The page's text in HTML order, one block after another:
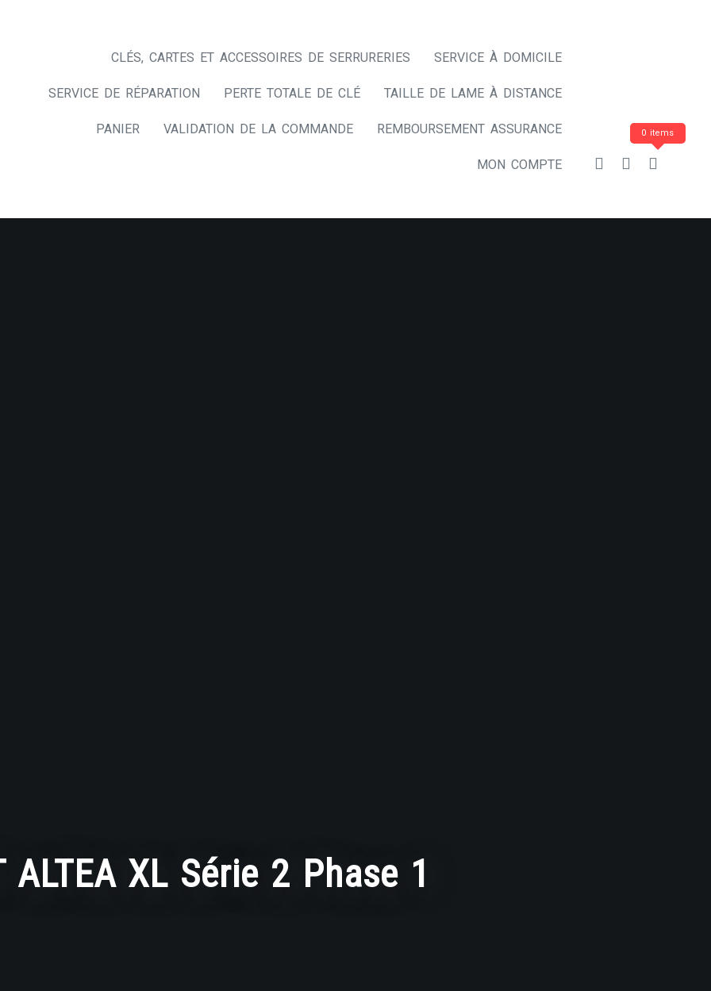
CLÉS, CARTES ET ACCESSOIRES DE SERRURERIES SERVICE À DOMICILE
SERVICE DE RÉPARATION PERTE TOTALE DE CLÉ TAILLE DE LAME À DISTANCE
PANIER VALIDATION DE LA COMMANDE REMBOURSEMENT ASSURANCE
MON COMPTE
0 items
ALTEA XL Série 2 Phase 1